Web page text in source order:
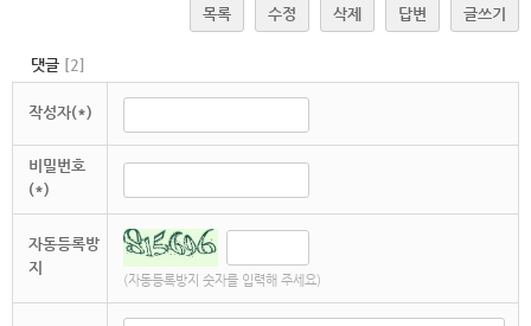
목록 수정 삭제 답변 글쓰기
댓글 [2]
작성자(*)
비밀번호
(*)
자동등록방
지
(자동등록방지 숫자를 입력해 주세요)